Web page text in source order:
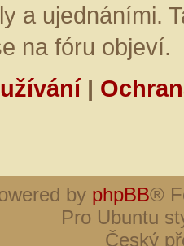
a ujednáními.
na fóru objeví.
|
by phpBB®
Pro Ubuntu
Český